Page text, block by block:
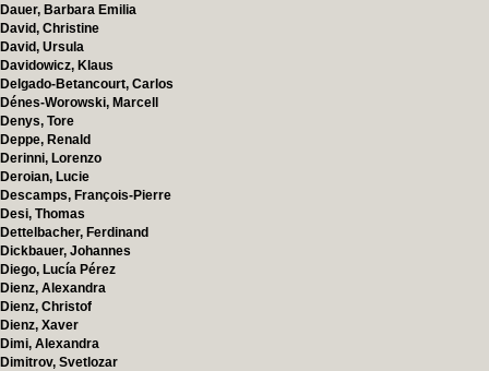
Dauer, Barbara Emilia
David, Christine
David, Ursula
Davidowicz, Klaus
Delgado-Betancourt, Carlos
Dénes-Worowski, Marcell
Denys, Tore
Deppe, Renald
Derinni, Lorenzo
Deroian, Lucie
Descamps, François-Pierre
Desi, Thomas
Dettelbacher, Ferdinand
Dickbauer, Johannes
Diego, Lucía Pérez
Dienz, Alexandra
Dienz, Christof
Dienz, Xaver
Dimi, Alexandra
Dimitrov, Svetlozar